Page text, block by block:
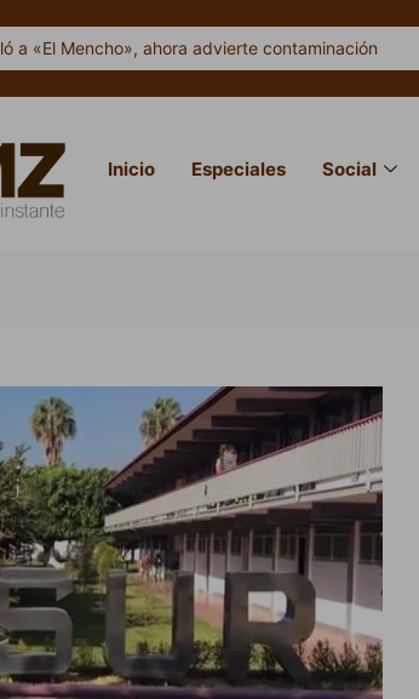
a «El Mencho», ahora advierte contaminación
Inicio Especiales Social